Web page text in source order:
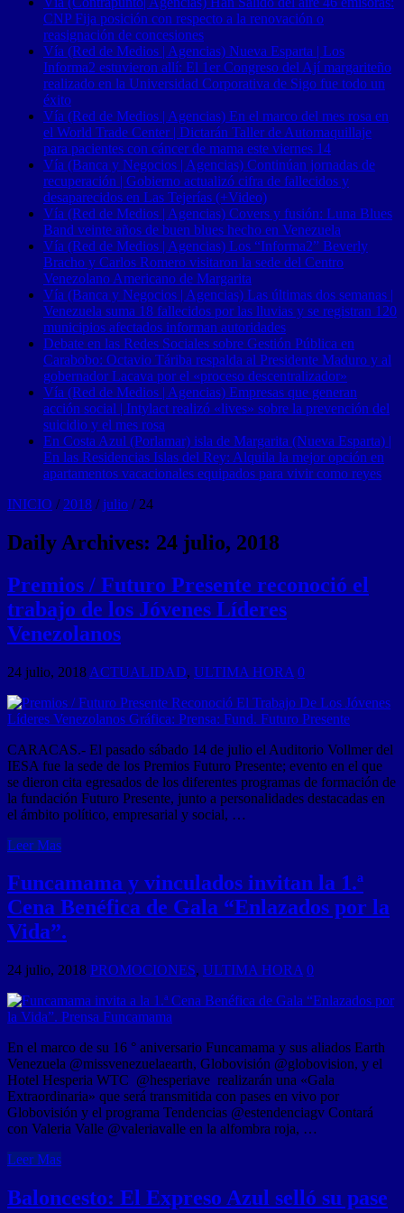
CNP Fija posición con respecto a la renovación o
reasignación de concesiones
Vía (Red de Medios | Agencias) Nueva Esparta | Los
Informa2 estuvieron allí: El 1er Congreso del Ají margariteño
realizado en la Universidad Corporativa de Sigo fue todo un
éxito
Vía (Red de Medios | Agencias) En el marco del mes rosa en
el World Trade Center | Dictarán Taller de Automaquillaje
para pacientes con cáncer de mama este viernes 14
Vía (Banca y Negocios | Agencias) Continúan jornadas de
recuperación | Gobierno actualizó cifra de fallecidos y
desaparecidos en Las Tejerías (+Video)
Vía (Red de Medios | Agencias) Covers y fusión: Luna Blues
Band veinte años de buen blues hecho en Venezuela
Vía (Red de Medios | Agencias) Los “Informa2” Beverly
Bracho y Carlos Romero visitaron la sede del Centro
Venezolano Americano de Margarita
Vía (Banca y Negocios | Agencias) Las últimas dos semanas |
Venezuela suma 18 fallecidos por las lluvias y se registran 120
municipios afectados informan autoridades
Debate en las Redes Sociales sobre Gestión Pública en
Carabobo: Octavio Táriba respalda al Presidente Maduro y al
gobernador Lacava por el «proceso descentralizador»
Vía (Red de Medios | Agencias) Empresas que generan
acción social | Intylact realizó «lives» sobre la prevención del
suicidio y el mes rosa
En Costa Azul (Porlamar) isla de Margarita (Nueva Esparta) |
En las Residencias Islas del Rey: Alquila la mejor opción en
apartamentos vacacionales equipados para vivir como reyes
INICIO / 2018 / julio / 24
Daily Archives: 24 julio, 2018
Premios / Futuro Presente reconoció el
trabajo de los Jóvenes Líderes
Venezolanos
24 julio, 2018 ACTUALIDAD, ULTIMA HORA 0
CARACAS.- El pasado sábado 14 de julio el Auditorio Vollmer del
IESA fue la sede de los Premios Futuro Presente; evento en el que
se dieron cita egresados de los diferentes programas de formación de
la fundación Futuro Presente, junto a personalidades destacadas en
el ámbito político, empresarial y social, …
Leer Mas
Funcamama y vinculados invitan la 1.ª
Cena Benéfica de Gala “Enlazados por la
Vida”.
24 julio, 2018 PROMOCIONES, ULTIMA HORA 0
En el marco de su 16 ° aniversario Funcamama y sus aliados Earth
Venezuela @missvenezuelaearth, Globovisión @globovision, y el
Hotel Hesperia WTC @hesperiave realizarán una «Gala
Extraordinaria» que será transmitida con pases en vivo por
Globovisión y el programa Tendencias @estendenciagv Contará
con Valeria Valle @valeriavalle en la alfombra roja, …
Leer Mas
Baloncesto: El Expreso Azul selló su pase